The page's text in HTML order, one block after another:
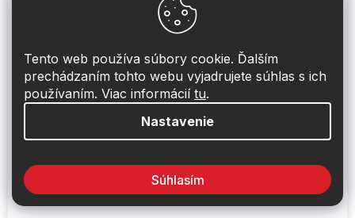
Tento web používa súbory cookie. Ďalším
prechádzaním tohto webu vyjadrujete súhlas s ich
používaním. Viac informácií tu.
Nastavenie
Súhlasím